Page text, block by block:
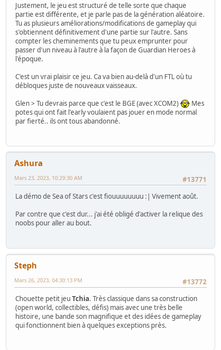
Justement, le jeu est structuré de telle sorte que chaque
partie est différente, et je parle pas de la génération aléatoire.
Tu as plusieurs améliorations/modifications de gameplay qui
s'obtiennent définitivement d'une partie sur l'autre. Sans
compter les cheminements que tu peux emprunter pour
passer d'un niveau à l'autre à la façon de Guardian Heroes à
l'époque.
C'est un vrai plaisir ce jeu. Ca va bien au-delà d'un FTL où tu
débloques juste de nouveaux vaisseaux.
Glen > Tu devrais parce que c'est le BGE (avec XCOM2)
Mes
potes qui ont fait l'early voulaient pas jouer en mode normal
par fierté.. ils ont tous abandonné.
Ashura
#13771
Mars 23, 2023, 10:29:30 AM
La démo de Sea of Stars c'est fiouuuuuuuu :| Vivement août.
Par contre que c'est dur... j'ai été obligé d'activer la relique des
noobs pour aller au bout.
Steph
#13772
Mars 26, 2023, 04:30:13 PM
Chouette petit jeu Tchia. Très classique dans sa construction
(open world, collectibles, défis) mais avec une très belle
histoire, une bande son magnifique et des idées de gameplay
qui fonctionnent bien à quelques exceptions près.